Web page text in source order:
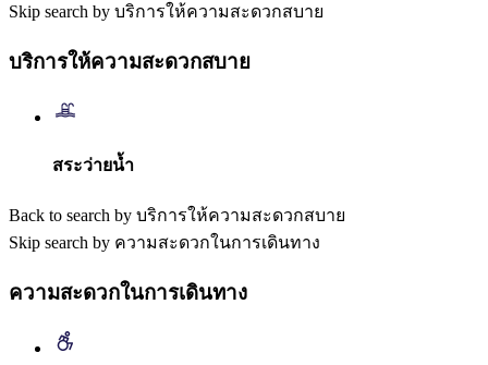
Skip search by บริการให้ความสะดวกสบาย
บริการให้ความสะดวกสบาย
สระว่ายน้ำ
Back to search by บริการให้ความสะดวกสบาย
Skip search by ความสะดวกในการเดินทาง
ความสะดวกในการเดินทาง